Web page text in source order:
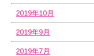
2019年10月
2019年9月
2019年7月